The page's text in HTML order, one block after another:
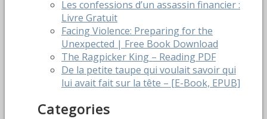
Les confessions d’un assassin financier :
Livre Gratuit
Facing Violence: Preparing for the
Unexpected | Free Book Download
The Ragpicker King – Reading PDF
De la petite taupe qui voulait savoir qui
lui avait fait sur la tête – [E-Book, EPUB]
Categories